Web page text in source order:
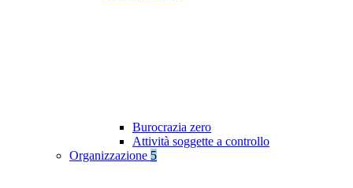
Burocrazia zero
Attività soggette a controllo
Organizzazione 5